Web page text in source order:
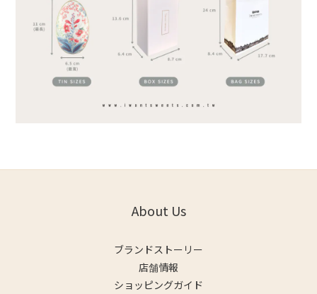
About Us
ブランドストーリー
店舗情報
ショッピングガイド